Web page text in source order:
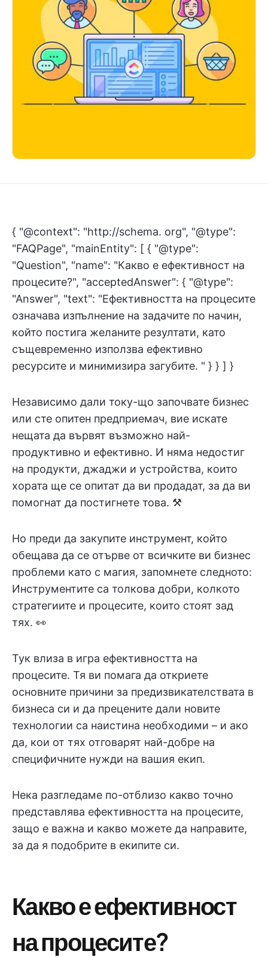
{ "@context": "http://schema. org", "@type":
"FAQPage", "mainEntity": [ { "@type":
"Question", "name": "Какво е ефективност на
процесите?", "acceptedAnswer": { "@type":
"Answer", "text": "Ефективността на процесите
означава изпълнение на задачите по начин,
който постига желаните резултати, като
същевременно използва ефективно
ресурсите и минимизира загубите. " } } ] }
Независимо дали току-що започвате бизнес
или сте опитен предприемач, вие искате
нещата да вървят възможно най-
продуктивно и ефективно. И няма недостиг
на продукти, джаджи и устройства, които
хората ще се опитат да ви продадат, за да ви
помогнат да постигнете това. ⚒️
Но преди да закупите инструмент, който
обещава да се отърве от всичките ви бизнес
проблеми като с магия, запомнете следното:
Инструментите са толкова добри, колкото
стратегиите и процесите, които стоят зад
тях. 👀
Тук влиза в игра ефективността на
процесите. Тя ви помага да откриете
основните причини за предизвикателствата в
бизнеса си и да прецените дали новите
технологии са наистина необходими – и ако
да, кои от тях отговарят най-добре на
специфичните нужди на вашия екип.
Нека разгледаме по-отблизо какво точно
представлява ефективността на процесите,
защо е важна и какво можете да направите,
за да я подобрите в екипите си.
Какво е ефективност
на процесите?